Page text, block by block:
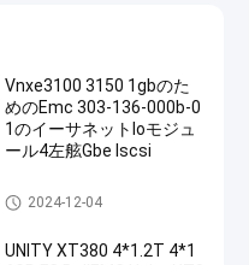
Vnxe3100 3150 1gbのた
めのEmc 303-136-000b-0
1のイーサネットIoモジュ
ール4左舷Gbe Iscsi
DELL EMC VNXの貯蔵
2024-12-04
UNITY XT380 4*1.2T 4*1